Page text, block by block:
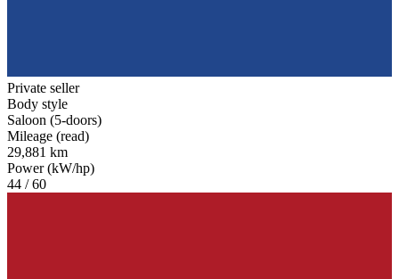
Private seller
Body style
Saloon (5-doors)
Mileage (read)
29,881 km
Power (kW/hp)
44 / 60